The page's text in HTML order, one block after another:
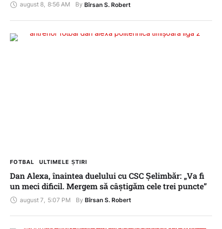
august 8, 8:56 AM By Bîrsan S. Robert
FOTBAL ULTIMELE ȘTIRI
Dan Alexa, înaintea duelului cu CSC Șelimbăr: „Va fi
un meci dificil. Mergem să câștigăm cele trei puncte”
august 7 5:07 PM By Bîrsan S. Robert